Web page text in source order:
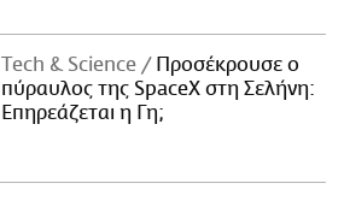
Τech & Science
Προσέκρουσε ο
πύραυλος της SpaceX στη Σελήνη:
Επηρεάζεται η Γη;